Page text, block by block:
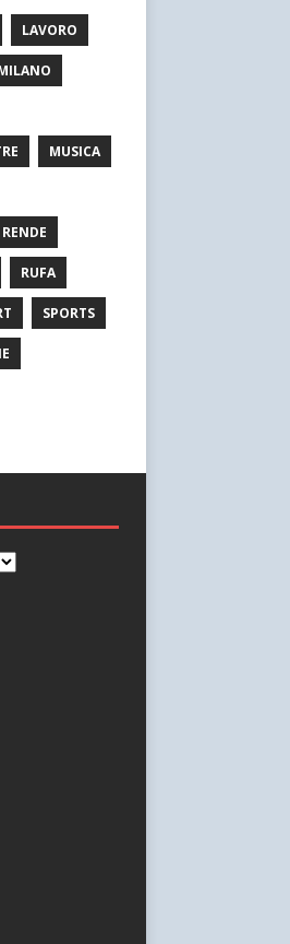
LAVORO
MUSICA
RENDE
RUFA
SPORTS